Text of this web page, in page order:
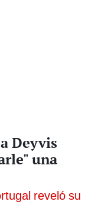
Deyvis
una
reveló su